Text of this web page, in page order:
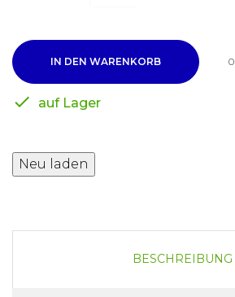
IN DEN WARENKORB 0
 auf Lager
BESCHREIBUNG